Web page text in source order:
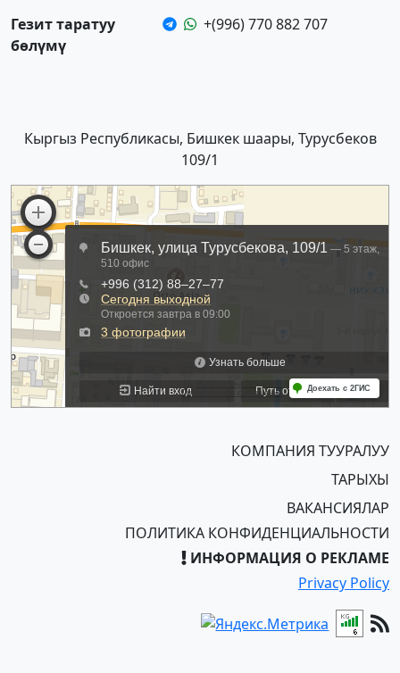
Гезит таратуу
бөлүмү
+(996) 770 882 707
Кыргыз Республикасы, Бишкек шаары, Турусбеков
109/1
КОМПАНИЯ ТУУРАЛУУ
ТАРЫХЫ
ВАКАНСИЯЛАР
ПОЛИТИКА КОНФИДЕНЦИАЛЬНОСТИ
ИНФОРМАЦИЯ О РЕКЛАМЕ
Privacy Policy